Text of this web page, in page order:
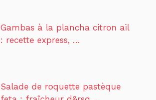
Gambas à la plancha citron ail
: recette express, …
Salade de roquette pastèque